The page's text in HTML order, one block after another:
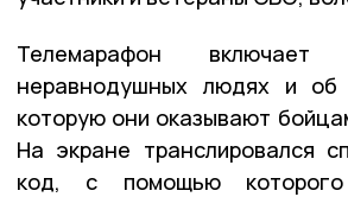
Телемарафон
неравнодушных людях и об
которую они оказывают
На экране транслировался
код, с помощью